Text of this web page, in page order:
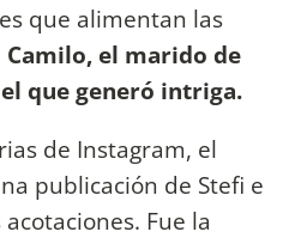
que alimentan las
Camilo, el marido de
que generó intriga.
de Instagram, el
publicación de Stefi e
Fue la